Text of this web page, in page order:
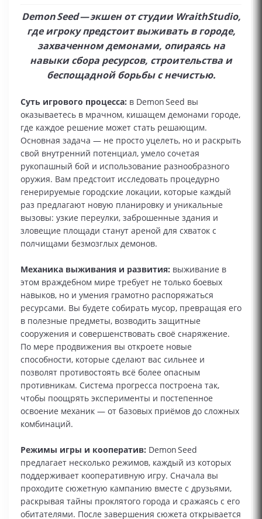
Demon Seed — экшен от студии WraithStudio,
где игроку предстоит выживать в городе,
захваченном демонами, опираясь на
навыки сбора ресурсов, строительства и
беспощадной борьбы с нечистью.
Суть игрового процесса: в Demon Seed вы
оказываетесь в мрачном, кишащем демонами городе,
где каждое решение может стать решающим.
Основная задача — не просто уцелеть, но и раскрыть
свой внутренний потенциал, умело сочетая
рукопашный бой и использование разнообразного
оружия. Вам предстоит исследовать процедурно
генерируемые городские локации, которые каждый
раз предлагают новую планировку и уникальные
вызовы: узкие переулки, заброшенные здания и
зловещие площади станут ареной для схваток с
полчищами безмозглых демонов.
Механика выживания и развития: выживание в
этом враждебном мире требует не только боевых
навыков, но и умения грамотно распоряжаться
ресурсами. Вы будете собирать мусор, превращая его
в полезные предметы, возводить защитные
сооружения и совершенствовать своё снаряжение.
По мере продвижения вы откроете новые
способности, которые сделают вас сильнее и
позволят противостоять всё более опасным
противникам. Система прогресса построена так,
чтобы поощрять эксперименты и постепенное
освоение механик — от базовых приёмов до сложных
комбинаций.
Режимы игры и кооператив: Demon Seed
предлагает несколько режимов, каждый из которых
поддерживает кооперативную игру. Сначала вы
проходите сюжетную кампанию вместе с друзьями,
раскрывая тайны проклятого города и сражаясь с его
обитателями. После завершения сюжета открывается